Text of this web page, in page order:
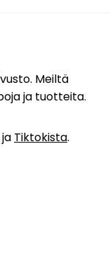
Meiltä
ja tuotteita.
ja Tiktokista.